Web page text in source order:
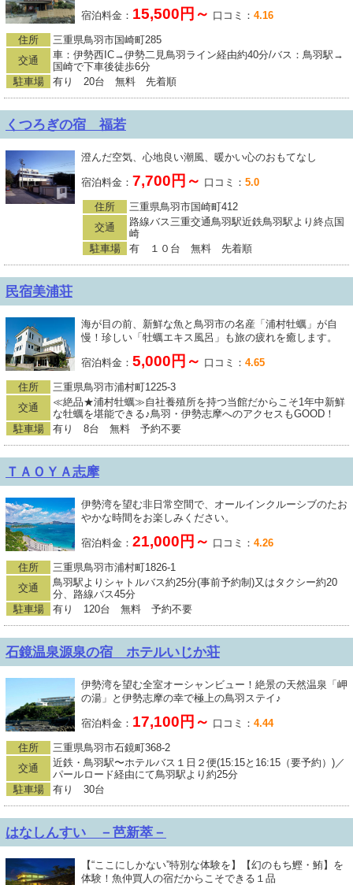
宿泊料金： 15,500円～ 口コミ： 4.16
住所
三重県鳥羽市国崎町285
交通
車：伊勢西IC→伊勢二見鳥羽ライン経由約40分/バス：鳥羽駅→
国崎で下車後徒歩6分
駐車場
有り 20台 無料 先着順
くつろぎの宿 福若
澄んだ空気、心地良い潮風、暖かい心のおもてなし
宿泊料金： 7,700円～ 口コミ： 5.0
住所
三重県鳥羽市国崎町412
交通
路線バス三重交通鳥羽駅近鉄鳥羽駅より終点国
崎
駐車場
有 １０台 無料 先着順
民宿美浦荘
海が目の前、新鮮な魚と鳥羽市の名産「浦村牡蠣」が自
慢！珍しい「牡蠣エキス風呂」も旅の疲れを癒します。
宿泊料金： 5,000円～ 口コミ： 4.65
住所
三重県鳥羽市浦村町1225-3
交通
≪絶品★浦村牡蠣≫自社養殖所を持つ当館だからこそ1年中新鮮
な牡蠣を堪能できる♪鳥羽・伊勢志摩へのアクセスもGOOD！
駐車場
有り 8台 無料 予約不要
ＴＡＯＹＡ志摩
伊勢湾を望む非日常空間で、オールインクルーシブのたお
やかな時間をお楽しみください。
宿泊料金： 21,000円～ 口コミ： 4.26
住所
三重県鳥羽市浦村町1826-1
交通
鳥羽駅よりシャトルバス約25分(事前予約制)又はタクシー約20
分、路線バス45分
駐車場
有り 120台 無料 予約不要
石鏡温泉源泉の宿 ホテルいじか荘
伊勢湾を望む全室オーシャンビュー！絶景の天然温泉「岬
の湯」と伊勢志摩の幸で極上の鳥羽ステイ♪
宿泊料金： 17,100円～ 口コミ： 4.44
住所
三重県鳥羽市石鏡町368-2
交通
近鉄・鳥羽駅〜ホテルバス１日２便(15:15と16:15（要予約）)／
パールロード経由にて鳥羽駅より約25分
駐車場
有り 30台
はなしんすい －芭新萃－
【“ここにしかない”特別な体験を】【幻のもち鰹・鮪】を
体験！魚仲買人の宿だからこそできる１品